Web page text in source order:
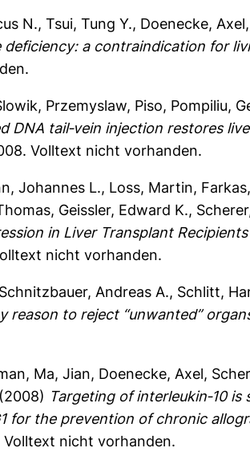
N.,Tsui, Tung Y., Doenecke, Axel,
a contraindication for
Przemyslaw, Piso, Pompiliu,
DNA tail‐vein injection restores
Volltext nicht vorhanden.
Johannes L., Loss, Martin,
, Geissler, Edward K.,
in Liver Transplant
nicht vorhanden.
Schnitzbauer, Andreas A., Schlitt,
reason to reject “unwanted”
, Ma, Jian, Doenecke, Axel,
(2008) Targeting of interleukin‐10
for the prevention of chronic
Volltext nicht vorhanden.